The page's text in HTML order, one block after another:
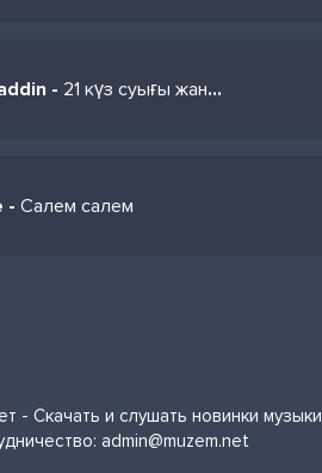
- 21 күз суығы жанымды тоңдырады
- Салем салем
- Скачать и слушать новинки музыки
admin@muzem.net